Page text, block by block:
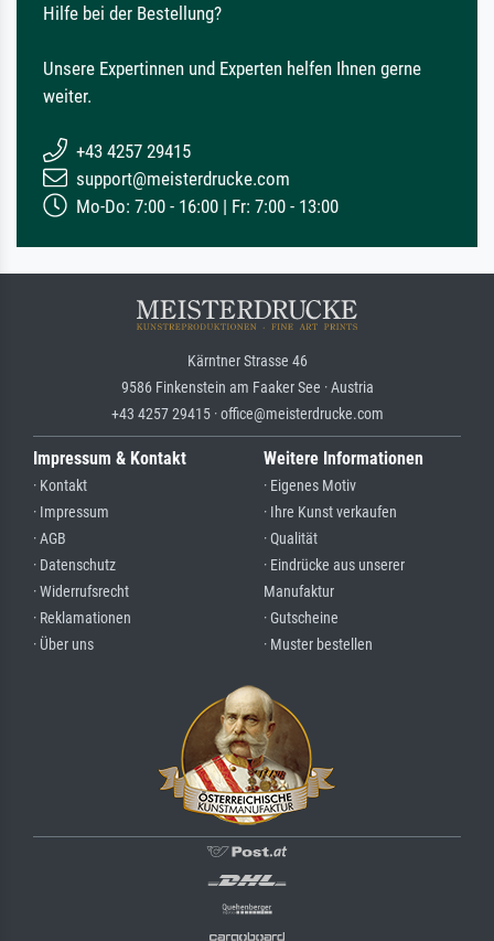
Hilfe bei der Bestellung?
Unsere Expertinnen und Experten helfen Ihnen gerne
weiter.
+43 4257 29415
support@meisterdrucke.com
Mo-Do: 7:00 - 16:00 | Fr: 7:00 - 13:00
Kärntner Strasse 46
9586 Finkenstein am Faaker See · Austria
+43 4257 29415 · office@meisterdrucke.com
Impressum & Kontakt
· Kontakt
· Impressum
· AGB
· Datenschutz
· Widerrufsrecht
· Reklamationen
· Über uns
Weitere Informationen
· Eigenes Motiv
· Ihre Kunst verkaufen
· Qualität
· Eindrücke aus unserer
Manufaktur
· Gutscheine
· Muster bestellen